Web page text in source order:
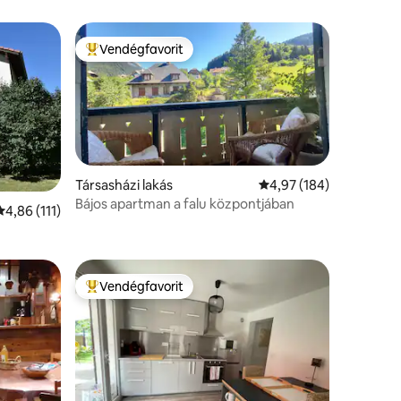
értékelés: 5/4,86, 111 vélemény
4,86 (111)
Kiemelt vendégfavorit
Vendégfavorit
Társasházi lakás Átlagos értékelés: 5/
4,97 (184)
Bájos apartman a falu központjában
Kiemelt vendégfavorit
Vendégfavorit